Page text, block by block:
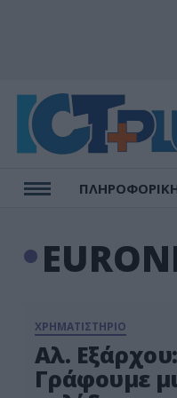
ΧΡΗΜΑΤΙΣΤΗΡΙΟ
Αλ. Εξάρχου:
Γράφουμε